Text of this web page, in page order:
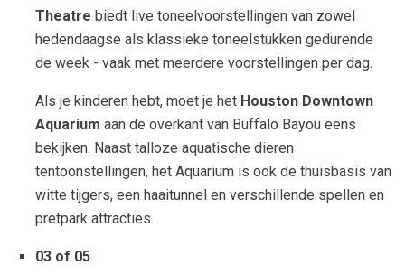
Theatre biedt live toneelvoorstellingen van zowel
hedendaagse als klassieke toneelstukken gedurende
de week - vaak met meerdere voorstellingen per dag.
Als je kinderen hebt, moet je het Houston Downtown
Aquarium aan de overkant van Buffalo Bayou eens
bekijken. Naast talloze aquatische dieren
tentoonstellingen, het Aquarium is ook de thuisbasis van
witte tijgers, een haaitunnel en verschillende spellen en
pretpark attracties.
03 of 05